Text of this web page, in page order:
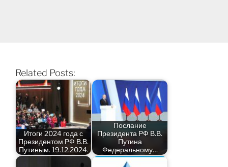
Related Posts:
Итоги 2024 года с
Президентом РФ В.В.
Путиным. 19.12.2024.
Послание
Президента РФ В.В.
Путина
Федеральному…